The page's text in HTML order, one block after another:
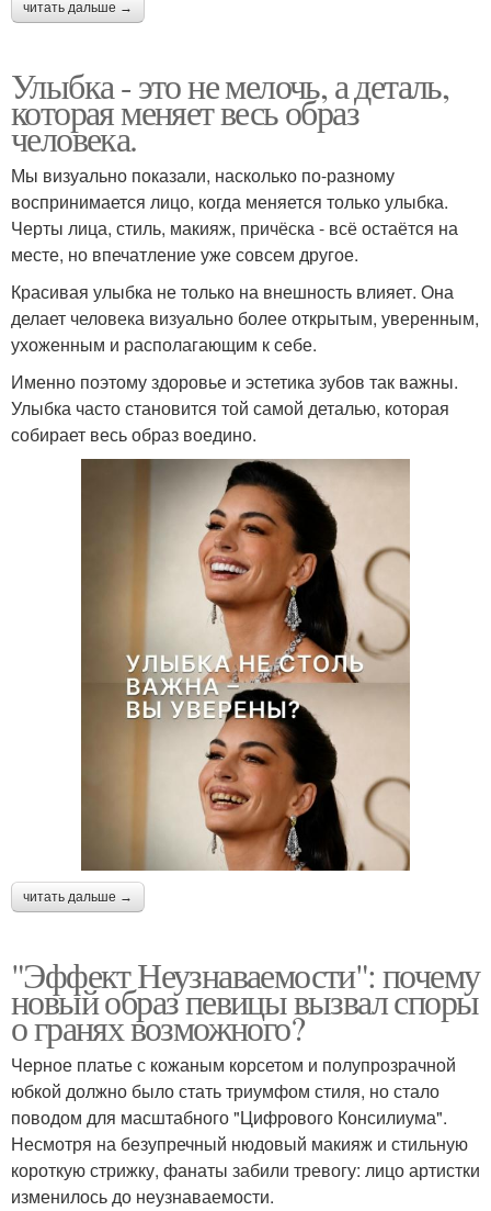
читать дальше →
Улыбка - это не мелочь, а деталь,
которая меняет весь образ
человека.
Мы визуально показали, насколько по-разному
воспринимается лицо, когда меняется только улыбка.
Черты лица, стиль, макияж, причёска - всё остаётся на
месте, но впечатление уже совсем другое.
Красивая улыбка не только на внешность влияет. Она
делает человека визуально более открытым, уверенным,
ухоженным и располагающим к себе.
Именно поэтому здоровье и эстетика зубов так важны.
Улыбка часто становится той самой деталью, которая
собирает весь образ воедино.
читать дальше →
"Эффект Неузнаваемости": почему
новый образ певицы вызвал споры
о гранях возможного?
Черное платье с кожаным корсетом и полупрозрачной
юбкой должно было стать триумфом стиля, но стало
поводом для масштабного "Цифрового Консилиума".
Несмотря на безупречный нюдовый макияж и стильную
короткую стрижку, фанаты забили тревогу: лицо артистки
изменилось до неузнаваемости.